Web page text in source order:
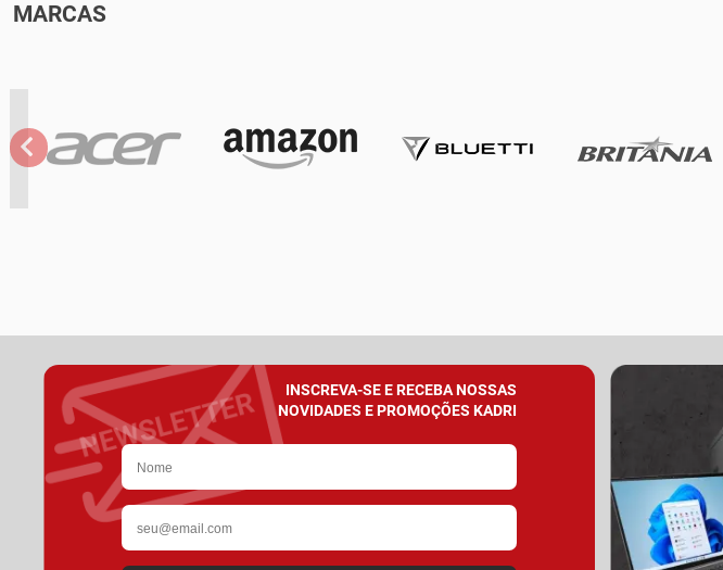
MARCAS
INSCREVA-SE E RECEBA NOSSAS
NOVIDADES E PROMOÇÕES KADRI